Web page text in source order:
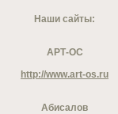
Наши сайты:
АРТ-ОС
http://www.art-os.ru
Абисалов